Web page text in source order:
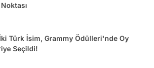
Türk İsim, Grammy Ödülleri'nde Oy
Seçildi!